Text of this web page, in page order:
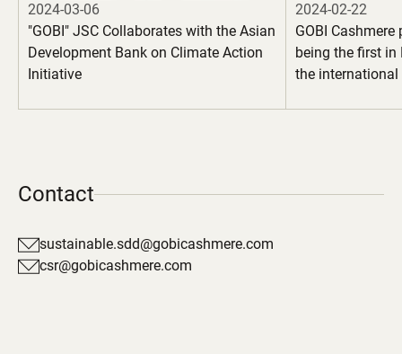
2024-03-06
"GOBI" JSC Collaborates with the Asian
Development Bank on Climate Action
Initiative
2024-02-22
GOBI
being the first in
the international
Contact
sustainable.sdd@gobicashmere.com
csr@gobicashmere.com